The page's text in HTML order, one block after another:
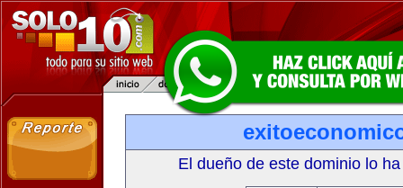
El dueño de este dominio lo